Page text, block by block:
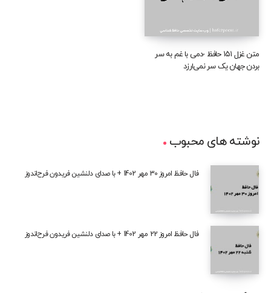
متن غزل ۱۵۱ حافظ -دمی با غم به سر
بردن جهان یک سر نمی‌ارزد
نوشته های محبوب
فال حافظ امروز 30 مهر 1402 + با صدای دلنشین فریدون فرح‌اندوز
فال حافظ امروز 22 مهر 1402 + با صدای دلنشین فریدون فرح‌اندوز